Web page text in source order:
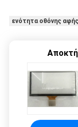
ενότητα οθόνης αφής